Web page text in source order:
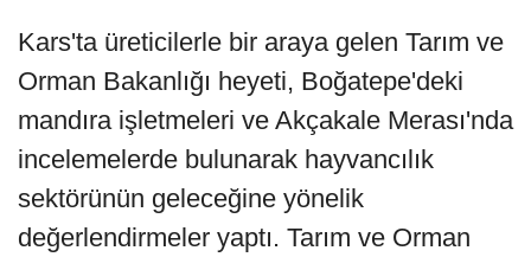
Kars'ta üreticilerle bir araya gelen Tarım ve
Orman Bakanlığı heyeti, Boğatepe'deki
mandıra işletmeleri ve Akçakale Merası'nda
incelemelerde bulunarak hayvancılık
sektörünün geleceğine yönelik
değerlendirmeler yaptı. Tarım ve Orman